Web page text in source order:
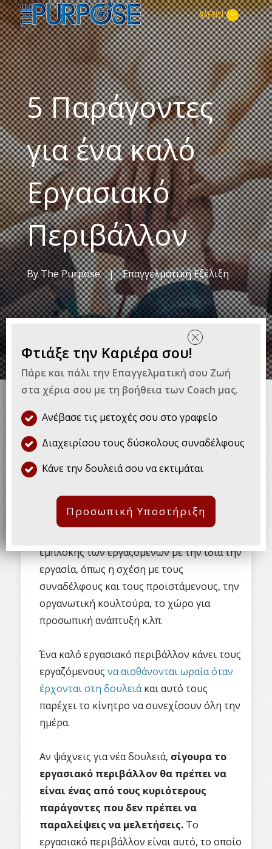
MENU
5 Παράγοντες
για ένα καλό
Εργασιακό
Περιβάλλον
ByThe Purpose | Επαγγελματική Εξέλιξη
Εκτός από το ίδιο το αντικείμενο
της δουλειάς, ένας άλλος
παράγοντας που επηρεάζει
σημαντικά το πώς νιώθουν οι
εργαζόμενοι για την δουλειά τους
Με τον όρο εργασιακό περιβάλλον,
εμπλοκής των εργαζομένων με την ίδια την
εργασία, όπως η σχέση με τους
συναδέλφους και τους προϊστάμενους, την
οργανωτική κουλτούρα, το χώρο για
προσωπική ανάπτυξη κ.λπ.
Ένα καλό εργασιακό περιβάλλον κάνει τους
εργαζόμενους να αισθάνονται ωραία όταν
έρχονται στη δουλειάκαι αυτό τους
παρέχει το κίνητρο να συνεχίσουν όλη την
ημέρα.
Αν ψάχνεις για νέα δουλειά, σίγουρα το
εργασιακό περιβάλλον θα πρέπει να
είναι ένας από τους κυριότερους
παράγοντες που δεν πρέπει να
παραλείψεις να μελετήσεις. Το
εργασιακό περιβάλλον είναι αυτό, το οποίο
Φτιάξε την Καριέρα σου!
Πάρε και πάλι την Επαγγελματική σου Ζωή
στα χέρια σου με τη βοήθεια των Coach μας.
Ανέβασε τις μετοχές σου στο γραφείο
Διαχειρίσου τους δύσκολους συναδέλφους
Κάνε την δουλειά σου να εκτιμάται
Προσωπική Υποστήριξη